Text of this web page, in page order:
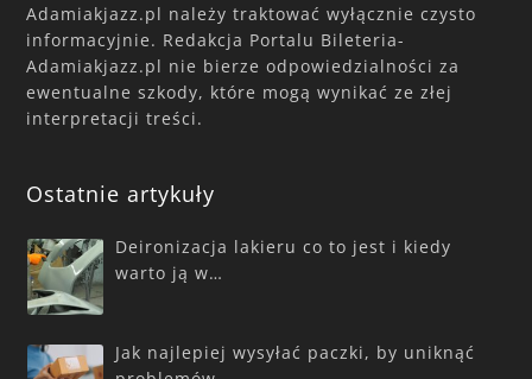
Adamiakjazz.pl należy traktować wyłącznie czysto
informacyjnie. Redakcja Portalu Bileteria-
Adamiakjazz.pl nie bierze odpowiedzialności za
ewentualne szkody, które mogą wynikać ze złej
interpretacji treści.
Ostatnie artykuły
Deironizacja lakieru co to jest i kiedy
warto ją w…
Jak najlepiej wysyłać paczki, by uniknąć